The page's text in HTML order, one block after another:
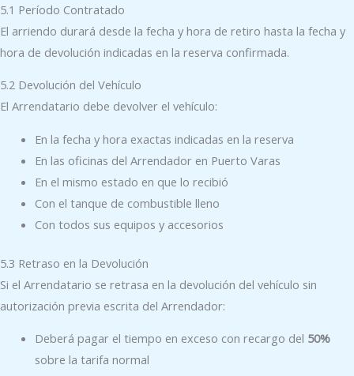
5.1 Período Contratado
El arriendo durará desde la fecha y hora de retiro hasta la fecha y
hora de devolución indicadas en la reserva confirmada.
5.2 Devolución del Vehículo
El Arrendatario debe devolver el vehículo:
En la fecha y hora exactas indicadas en la reserva
En las oficinas del Arrendador en Puerto Varas
En el mismo estado en que lo recibió
Con el tanque de combustible lleno
Con todos sus equipos y accesorios
5.3 Retraso en la Devolución
Si el Arrendatario se retrasa en la devolución del vehículo sin
autorización previa escrita del Arrendador:
Deberá pagar el tiempo en exceso con recargo del 50%
sobre la tarifa normal